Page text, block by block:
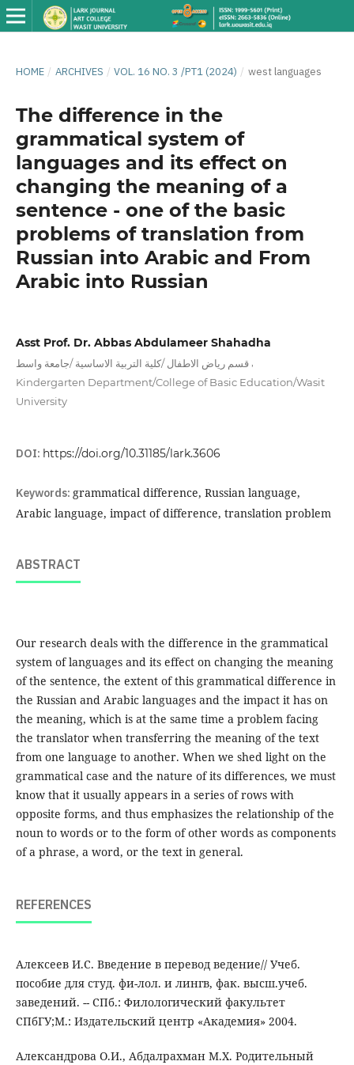
HOME / ARCHIVES / VOL. 16 NO. 3 /PT1 (2024) / west languages
The difference in the
grammatical system of
languages ​​and its effect on
changing the meaning of a
sentence - one of the basic
problems of translation from
Russian into Arabic and From
Arabic into Russian
Asst Prof. Dr. Abbas Abdulameer Shahadha
قسم رياض الاطفال /كلية التربية الاساسية /جامعة واسط,
Kindergarten Department/College of Basic Education/Wasit
University
DOI: https://doi.org/10.31185/lark.3606
Keywords: grammatical difference, Russian language,
Arabic language, impact of difference, translation problem
ABSTRACT
Our research deals with the difference in the grammatical
system of languages ​​and its effect on changing the meaning
of the sentence, the extent of this grammatical difference in
the Russian and Arabic languages ​​and the impact it has on
the meaning, which is at the same time a problem facing
the translator when transferring the meaning of the text
from one language to another. When we shed light on the
grammatical case and the nature of its differences, we must
know that it usually appears in a series of rows with
opposite forms, and thus emphasizes the relationship of the
noun to words or to the form of other words as components
of a phrase, a word, or the text in general.
REFERENCES
Алексеев И.С. Введение в перевод ведение// Учеб.
пособие для студ. фи-лол. и лингв, фак. высш.учеб.
заведений. -- СПб.: Филологический факультет
СПбГУ;М.: Издательский центр «Академия» 2004.
Александрова О.И., Абдалрахман М.Х. Родительный